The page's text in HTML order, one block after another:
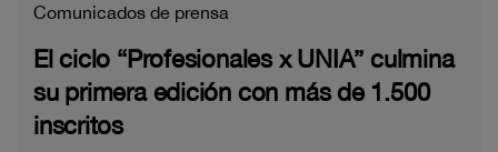
Comunicados de prensa
El ciclo “Profesionales x UNIA” culmina
su primera edición con más de 1.500
inscritos